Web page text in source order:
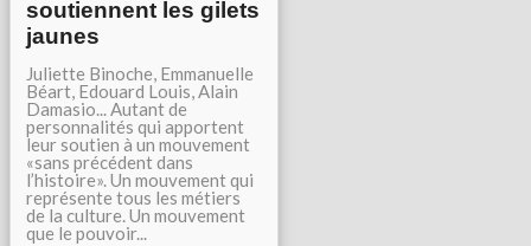
soutiennent les gilets
jaunes
Juliette Binoche, Emmanuelle
Béart, Edouard Louis, Alain
Damasio... Autant de
personnalités qui apportent
leur soutien à un mouvement
«sans précédent dans
l’histoire». Un mouvement qui
représente tous les métiers
de la culture. Un mouvement
que le pouvoir...